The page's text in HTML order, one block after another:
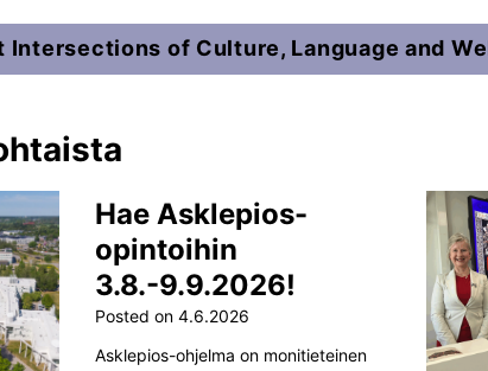
Intersections of Culture, Language and
Hae Asklepios-
opintoihin
3.8.-9.9.2026!
Posted on 4.6.2026
Asklepios-ohjelma on monitieteinen